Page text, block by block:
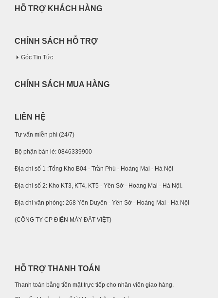
HỖ TRỢ KHÁCH HÀNG
CHÍNH SÁCH HỖ TRỢ
Góc Tin Tức
CHÍNH SÁCH MUA HÀNG
LIÊN HỆ
Tư vấn miễn phí (24/7)
Bộ phận bán lẻ: 0846339900
Địa chỉ số 1 :Tổng Kho B04 - Trần Phú - Hoàng Mai - Hà Nội
Địa chỉ số 2: Kho KT3, KT4, KT5 - Yên Sở - Hoàng Mai - Hà Nội.
Địa chỉ văn phòng: 268 Yên Duyên - Yên Sở - Hoàng Mai - Hà Nội
(CÔNG TY CP ĐIỆN MÁY ĐẤT VIỆT)
HỖ TRỢ THANH TOÁN
Thanh toán bằng tiền mặt trực tiếp cho nhân viên giao hàng.